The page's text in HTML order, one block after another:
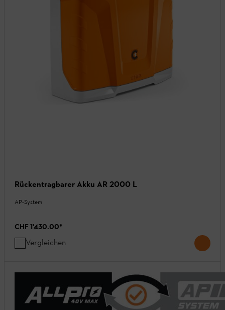
Rückentragbarer Akku AR 2000 L
AP-System
CHF 1'430.00*
Vergleichen